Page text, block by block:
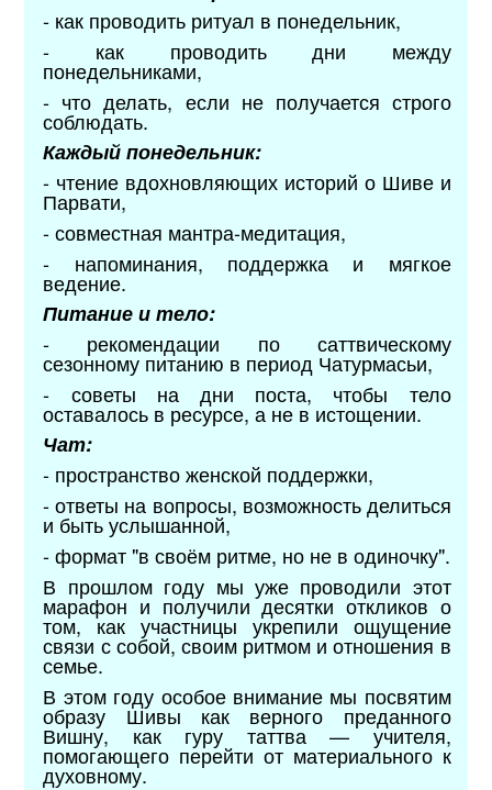
- как проводить ритуал в понедельник,
- как проводить дни между
понедельниками,
- что делать, если не получается строго
соблюдать.
Каждый понедельник:
- чтение вдохновляющих историй о Шиве и
Парвати,
- совместная мантра-медитация,
- напоминания, поддержка и мягкое
ведение.
Питание и тело:
- рекомендации по саттвическому
сезонному питанию в период Чатурмасьи,
- советы на дни поста, чтобы тело
оставалось в ресурсе, а не в истощении.
Чат:
- пространство женской поддержки,
- ответы на вопросы, возможность делиться
и быть услышанной,
- формат "в своём ритме, но не в одиночку".
В прошлом году мы уже проводили этот
марафон и получили десятки откликов о
том, как участницы укрепили ощущение
связи с собой, своим ритмом и отношения в
семье.
В этом году особое внимание мы посвятим
образу Шивы как верного преданного
Вишну, как гуру таттва — учителя,
помогающего перейти от материального к
духовному.